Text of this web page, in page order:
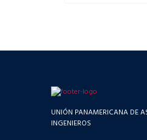
UNIÓN PANAMERICANA DE
INGENIEROS